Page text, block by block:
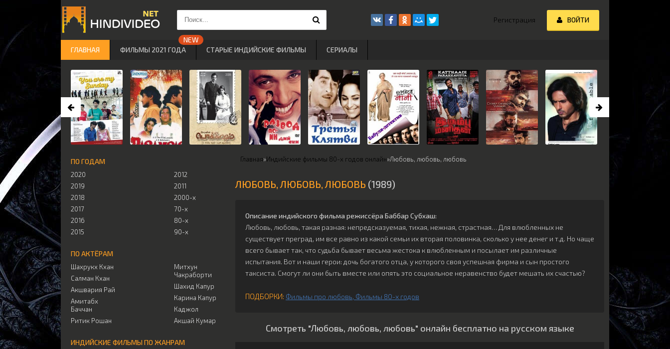
Главная»Индийские фильмы 80-х годов онлайн»Любовь, любовь, любовь
ЛЮБОВЬ, ЛЮБОВЬ, ЛЮБОВЬ (1989)
Описание индийского фильма режиссёра Баббар Субхаш:
Любовь, любовь, такая разная: непредсказуемая, тихая, нежная, страстная… Для влюбленных не
существует преград, им все равно из какой семьи их вторая половинка, сколько у нее денег и т.д. Но чаще
всего бывает так, что судьба бывает весьма жестока к влюбленным и посылает им различные
испытания. Вот и наши герои: дочь богатого отца, у которого своя успешная фирма и сын простого
таксиста. Смогут ли они быть вместе или опять это социальное неравенство будет мешать их счастью?
ПОДБОРКИ: Фильмы про любовь Фильмы 80-х годов
Смотреть "Любовь, любовь, любовь" онлайн бесплатно на русском языке
ПО ГОДАМ
2020
2019
2018
2017
2016
2015
2012
2011
2000-х
70-х
80-х
90-х
ПО АКТЁРАМ
Шахрукх Кхан
Салман Кхан
Акшвария Рай
Амитабх
Баччан
Ритик Рошан
Митхун
Чакраборти
Шахид Капур
Карина Капур
Каджол
Акшай Кумар
ИНДИЙСКИЕ ФИЛЬМЫ ПО ЖАНРАМ
Регистрация ВОЙТИ
ГЛАВНАЯ ФИЛЬМЫ 2021 ГОДА СТАРЫЕ ИНДИЙСКИЕ ФИЛЬМЫ СЕРИАЛЫ